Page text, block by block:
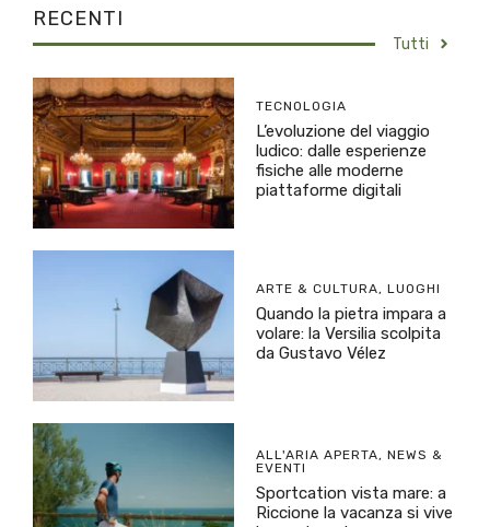
RECENTI
Tutti
TECNOLOGIA
L’evoluzione del viaggio
ludico: dalle esperienze
fisiche alle moderne
piattaforme digitali
ARTE & CULTURA, LUOGHI
Quando la pietra impara a
volare: la Versilia scolpita
da Gustavo Vélez
ALL'ARIA APERTA, NEWS &
EVENTI
Sportcation vista mare: a
Riccione la vacanza si vive